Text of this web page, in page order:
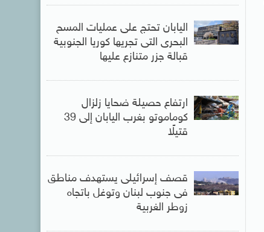
اليابان تحتج على عمليات المسح
البحرى التى تجريها كوريا الجنوبية
قبالة جزر متنازع عليها
ارتفاع حصيلة ضحايا زلزال
كوماموتو بغرب اليابان إلى 39
قتيلًا
قصف إسرائيلى يستهدف مناطق
فى جنوب لبنان وتوغل باتجاه
زوطر الغربية